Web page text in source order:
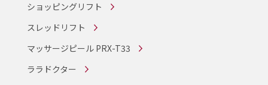
ショッピングリフト
スレッドリフト
マッサージピール PRX-T33
ララドクター